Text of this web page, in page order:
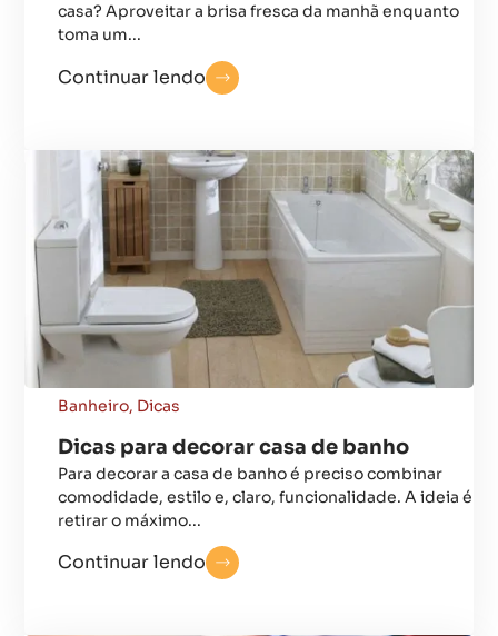
casa? Aproveitar a brisa fresca da manhã enquanto
toma um...
Continuar lendo
Banheiro, Dicas
Dicas para decorar casa de banho
Para decorar a casa de banho é preciso combinar
comodidade, estilo e, claro, funcionalidade. A ideia é
retirar o máximo...
Continuar lendo